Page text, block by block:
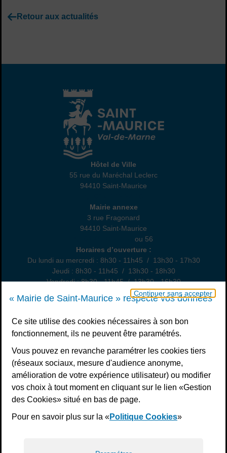
Continuer sans accepter
« Mairie de Saint-Maurice » respecte vos données
Ce site utilise des cookies nécessaires à son bon
fonctionnement, ils ne peuvent être paramétrés.
Vous pouvez en revanche paramétrer les cookies tiers
(réseaux sociaux, mesure d'audience anonyme,
amélioration de votre expérience utilisateur) ou modifier
vos choix à tout moment en cliquant sur le lien «Gestion
des Cookies» situé en bas de page.
Pour en savoir plus sur la «Politique Cookies»
Retour aux actualités
Hôtel de Ville
Hôtel de Ville
55 rue du Maréchal Leclerc
94410 Saint-Maurice
Annexe
Mairie annexe
3 rue Fragonard
94410 Saint-Maurice
ou 56
Horaires d’ouverture :
Du lundi au mercredi : 8h30 - 11h45 / 13h30 - 17h30
Jeudi : 8h30 - 11h45 / 13h30 - 18h30
Vendredi : 8h30 - 11h45 / 13h30 - 16h30
Un samedi par mois : permanence état civil, sur rendez-vous
S’inscrire à la newsletter
Télécharger l’application
Nous suivre
Facebook
Instagram
Youtube
LinkedIn
Calaméo